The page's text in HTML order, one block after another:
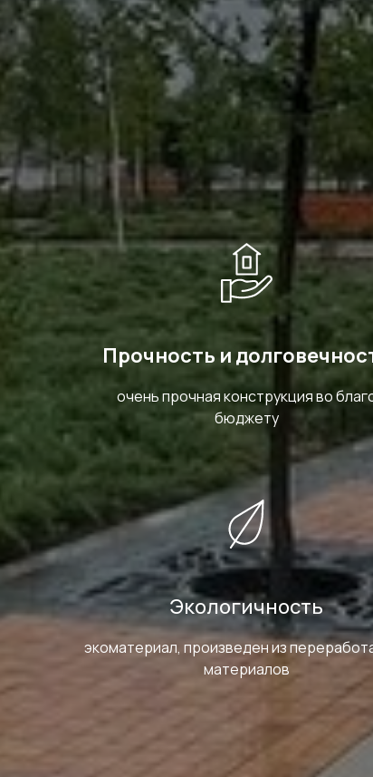
Прочность и
очень прочная конструкция во
бюджету
Экологичность
экоматериал, произведен из
материалов